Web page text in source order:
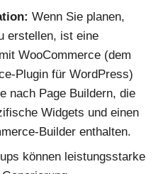
Wenn Sie planen,
erstellen, ist eine
WooCommerce (dem
Plugin für WordPress)
nach Page Buildern, die
Widgets und einen
Builder enthalten.
können leistungsstarke